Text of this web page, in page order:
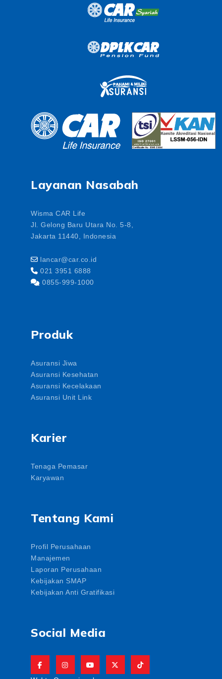
Layanan Nasabah
Wisma CAR Life
Jl. Gelong Baru Utara No. 5-8,
Jakarta 11440, Indonesia
lancar@car.co.id
021 3951 6888
0855-999-1000
Produk
Asuransi Jiwa
Asuransi Kesehatan
Asuransi Kecelakaan
Asuransi Unit Link
Karier
Tenaga Pemasar
Karyawan
Tentang Kami
Profil Perusahaan
Manajemen
Laporan Perusahaan
Kebijakan SMAP
Kebijakan Anti Gratifikasi
Social Media